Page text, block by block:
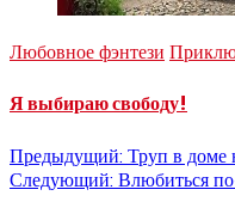
Любовное фэнтези
Я выбираю свободу!
Навигация
Предыдущий: Труп в доме
Следующий: Влюбиться